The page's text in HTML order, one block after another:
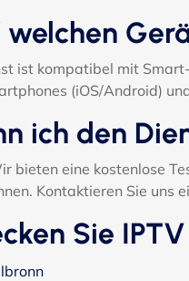
welchen
ist kompatibel mit
(iOS/Android)
ich den
bieten eine kostenlose
Kontaktieren Sie uns
Sie